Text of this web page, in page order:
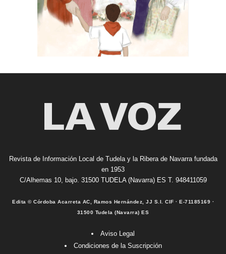
Revista de Información Local de Tudela y la Ribera de Navarra fundada
en 1953
C/Alhemas 10, bajo. 31500 TUDELA (Navarra) ES T. 948411059
Edita © Córdoba Acarreta AC, Ramos Hernández, JJ S.I. CIF · E-71185169 ·
31500 Tudela (Navarra) ES
Aviso Legal
Condiciones de la Suscripción